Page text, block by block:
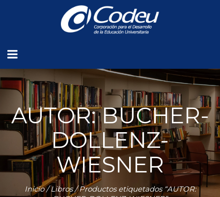
AUTOR: BUCHER-
DOLLENZ-
WIESNER
Inicio/Libros/ Productos etiquetados “AUTOR: